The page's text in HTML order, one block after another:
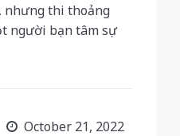
nhưng thi thoảng
người bạn tâm sự
October 21, 2022